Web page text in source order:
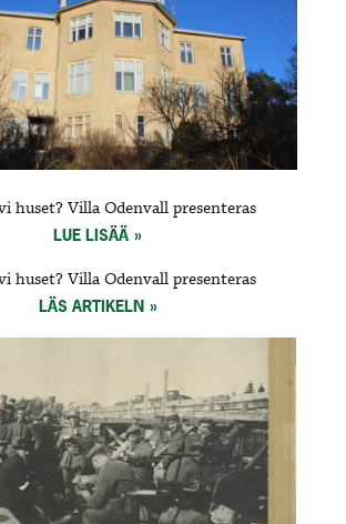
huset? Villa Odenvall presenteras
LUE LISÄÄ
huset? Villa Odenvall presenteras
LÄS ARTIKELN